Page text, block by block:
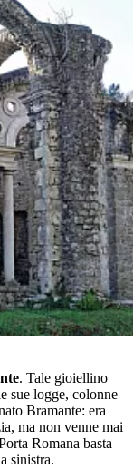
. Tale gioiellino
sue logge, colonne
Bramante: era
ma non venne mai
Romana basta
sinistra.